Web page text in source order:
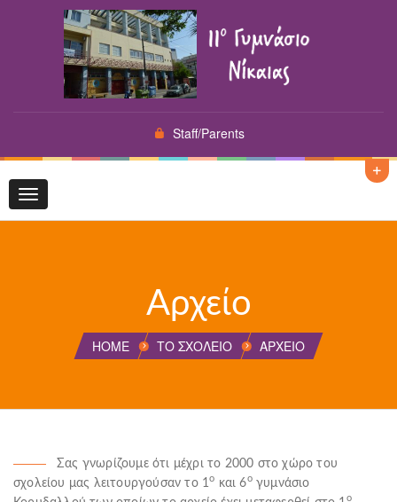
Staff/Parents
Toggle
Αρχείο
HOME ΤΟ ΣΧΟΛΕΙΟ ΑΡΧΕΊΟ
Σας γνωρίζουμε ότι μέχρι το 2000 στο χώρο του
σχολείου μας λειτουργούσαν το 1ο και 6ογυμνάσιο
ο